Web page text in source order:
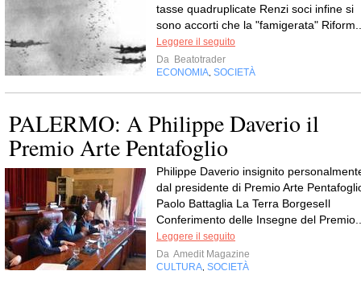
tasse quadruplicate Renzi soci infine si
sono accorti che la "famigerata"
Leggere il seguito
Da Beatotrader
ECONOMIA SOCIETÀ
PALERMO: A Philippe Daverio il
Premio Arte Pentafoglio
Philippe Daverio insignito
dal presidente di Premio Arte
Paolo Battaglia La Terra BorgeseIl
Conferimento delle Insegne del
Leggere il seguito
Da Amedit Magazine
CULTURA SOCIETÀ